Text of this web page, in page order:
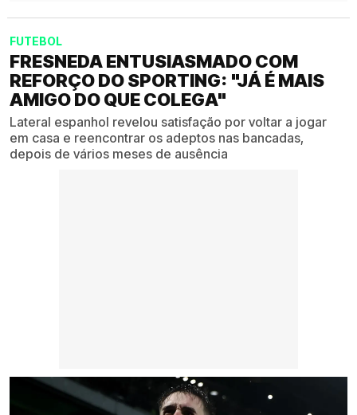
FUTEBOL
FRESNEDA ENTUSIASMADO COM
REFORÇO DO SPORTING: "JÁ É MAIS
AMIGO DO QUE COLEGA"
Lateral espanhol revelou satisfação por voltar a jogar
em casa e reencontrar os adeptos nas bancadas,
depois de vários meses de ausência